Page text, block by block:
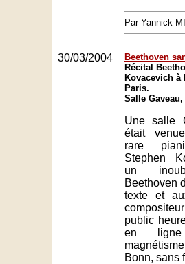
Par Yannick
30/03/2004
Beethoven
Récital
Kovacevich à
Paris.
Salle
Une salle
était
rare
Stephen
un
Beethoven
texte et
public
en
Bonn, sans